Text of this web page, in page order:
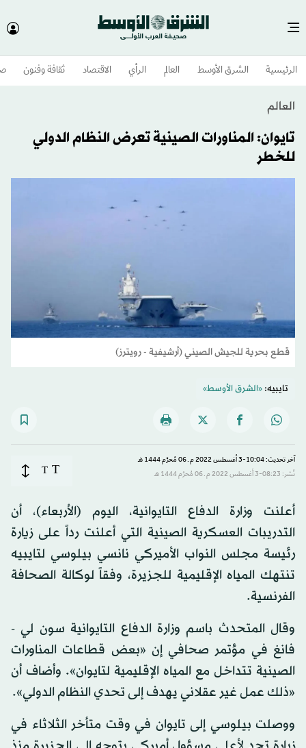
الرئيسية الشرق الأوسط​ العالم الرأي الاقتصاد ثقافة وفنون
العالم
تايوان: المناورات الصينية تعرض النظام الدولي
للخطر
قطع بحرية للجيش الصيني (أرشيفية - رويترز)
تايبيه:«الشرق الأوسط»
آخر تحديث: 10:04-3 أغسطس 2022 م ـ 06 مُحرَّم 1444 هـ
نُشر: 08:23-3 أغسطس 2022 م ـ 06 مُحرَّم 1444 هـ
T
T
أعلنت وزارة الدفاع التايوانية، اليوم (الأربعاء)، أن
التدريبات العسكرية الصينية التي أعلنت رداً على زيارة
رئيسة مجلس النواب الأميركي نانسي بيلوسي لتايبيه
تنتهك المياه الإقليمية للجزيرة، وفقاً لوكالة الصحافة
الفرنسية.
وقال المتحدث باسم وزارة الدفاع التايوانية سون لي -
فانغ في مؤتمر صحافي إن «بعض قطاعات المناورات
الصينية تتداخل مع المياه الإقليمية لتايوان». وأضاف أن
«ذلك عمل غير عقلاني يهدف إلى تحدي النظام الدولي».
ووصلت بيلوسي إلى تايوان في وقت متأخر الثلاثاء في